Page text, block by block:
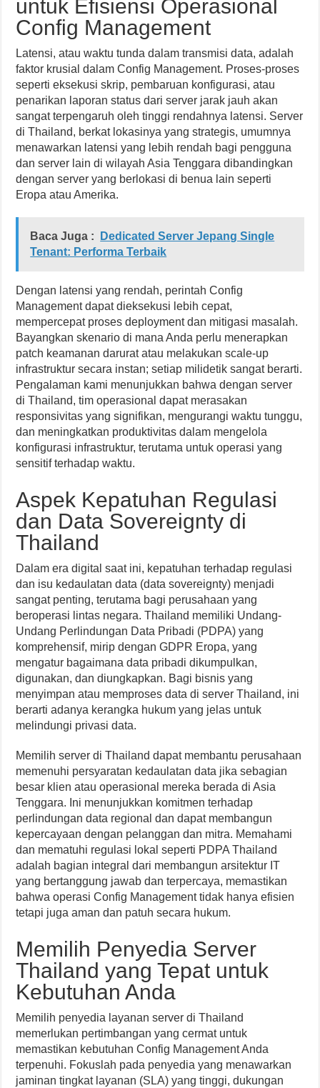
untuk Efisiensi Operasional
Config Management
Latensi, atau waktu tunda dalam transmisi data, adalah
faktor krusial dalam Config Management. Proses-proses
seperti eksekusi skrip, pembaruan konfigurasi, atau
penarikan laporan status dari server jarak jauh akan
sangat terpengaruh oleh tinggi rendahnya latensi. Server
di Thailand, berkat lokasinya yang strategis, umumnya
menawarkan latensi yang lebih rendah bagi pengguna
dan server lain di wilayah Asia Tenggara dibandingkan
dengan server yang berlokasi di benua lain seperti
Eropa atau Amerika.
Baca Juga :
Dedicated Server Jepang Single
Tenant: Performa Terbaik
Dengan latensi yang rendah, perintah Config
Management dapat dieksekusi lebih cepat,
mempercepat proses deployment dan mitigasi masalah.
Bayangkan skenario di mana Anda perlu menerapkan
patch keamanan darurat atau melakukan scale-up
infrastruktur secara instan; setiap milidetik sangat berarti.
Pengalaman kami menunjukkan bahwa dengan server
di Thailand, tim operasional dapat merasakan
responsivitas yang signifikan, mengurangi waktu tunggu,
dan meningkatkan produktivitas dalam mengelola
konfigurasi infrastruktur, terutama untuk operasi yang
sensitif terhadap waktu.
Aspek Kepatuhan Regulasi
dan Data Sovereignty di
Thailand
Dalam era digital saat ini, kepatuhan terhadap regulasi
dan isu kedaulatan data (data sovereignty) menjadi
sangat penting, terutama bagi perusahaan yang
beroperasi lintas negara. Thailand memiliki Undang-
Undang Perlindungan Data Pribadi (PDPA) yang
komprehensif, mirip dengan GDPR Eropa, yang
mengatur bagaimana data pribadi dikumpulkan,
digunakan, dan diungkapkan. Bagi bisnis yang
menyimpan atau memproses data di server Thailand, ini
berarti adanya kerangka hukum yang jelas untuk
melindungi privasi data.
Memilih server di Thailand dapat membantu perusahaan
memenuhi persyaratan kedaulatan data jika sebagian
besar klien atau operasional mereka berada di Asia
Tenggara. Ini menunjukkan komitmen terhadap
perlindungan data regional dan dapat membangun
kepercayaan dengan pelanggan dan mitra. Memahami
dan mematuhi regulasi lokal seperti PDPA Thailand
adalah bagian integral dari membangun arsitektur IT
yang bertanggung jawab dan terpercaya, memastikan
bahwa operasi Config Management tidak hanya efisien
tetapi juga aman dan patuh secara hukum.
Memilih Penyedia Server
Thailand yang Tepat untuk
Kebutuhan Anda
Memilih penyedia layanan server di Thailand
memerlukan pertimbangan yang cermat untuk
memastikan kebutuhan Config Management Anda
terpenuhi. Fokuslah pada penyedia yang menawarkan
jaminan tingkat layanan (SLA) yang tinggi, dukungan